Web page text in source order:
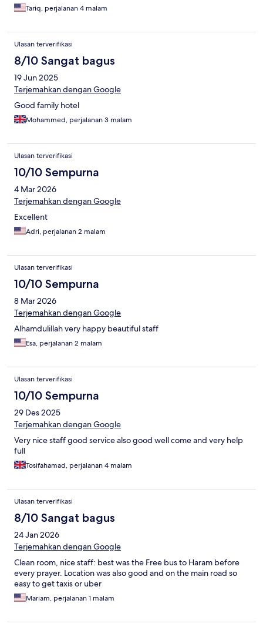
Tariq, perjalanan 4 malam
Ulasan terverifikasi
8/10 Sangat bagus
19 Jun 2025
Terjemahkan dengan Google
Good family hotel
Mohammed, perjalanan 3 malam
Ulasan terverifikasi
10/10 Sempurna
4 Mar 2026
Terjemahkan dengan Google
Excellent
Adri, perjalanan 2 malam
Ulasan terverifikasi
10/10 Sempurna
8 Mar 2026
Terjemahkan dengan Google
Alhamdulillah very happy beautiful staff
Esa, perjalanan 2 malam
Ulasan terverifikasi
10/10 Sempurna
29 Des 2025
Terjemahkan dengan Google
Very nice staff good service also good well come and very help
full
Tosifahamad, perjalanan 4 malam
Ulasan terverifikasi
8/10 Sangat bagus
24 Jan 2026
Terjemahkan dengan Google
Clean room, nice staff: best was the Free bus to Haram before
every prayer. Location was also good and on the main road so
easy to get taxis or uber
Mariam, perjalanan 1 malam